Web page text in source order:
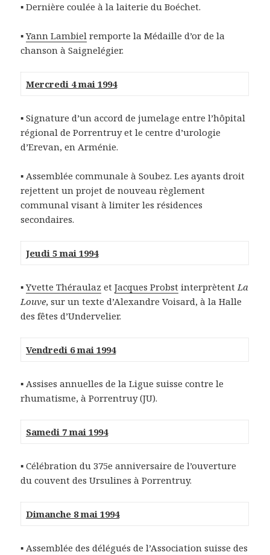
▪ Dernière coulée à la laiterie du Boéchet.
▪Yann Lambiel remporte la Médaille d’or de la
chanson à Saignelégier.
Mercredi 4 mai 1994
▪ Signature d’un accord de jumelage entre l’hôpital
régional de Porrentruy et le centre d’urologie
d’Erevan, en Arménie.
▪ Assemblée communale à Soubez. Les ayants droit
rejettent un projet de nouveau règlement
communal visant à limiter les résidences
secondaires.
Jeudi 5 mai 1994
▪Yvette Théraulaz etJacques Probst interprètentLa
Louve, sur un texte d’Alexandre Voisard, à la Halle
des fêtes d’Undervelier.
Vendredi 6 mai 1994
▪ Assises annuelles de la Ligue suisse contre le
rhumatisme, à Porrentruy (JU).
Samedi 7 mai 1994
▪ Célébration du 375e anniversaire de l’ouverture
du couvent des Ursulines à Porrentruy.
Dimanche 8 mai 1994
▪ Assemblée des délégués de l’Association suisse des